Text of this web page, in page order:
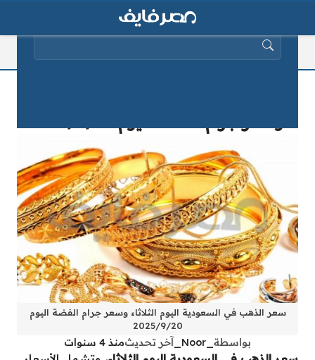
سعر الذهب في السعودية اليوم الثلاثاء وسعر جرام الفضة اليوم
2025/9/20
بواسطة آخر تحديثمنذ 4 سنوات
البحث عن: